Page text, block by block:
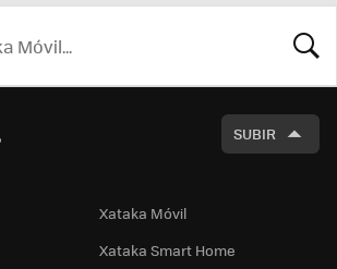
SUBIR
Xataka Móvil
Xataka Smart Home